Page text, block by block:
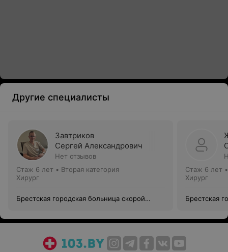
Другие специалисты
Завтриков
Сергей Александрович
Нет отзывов
Стаж 6 лет • Вторая категория
Хирург
Брестская городская больница скорой
Стаж 6 лет
Хирург
Брестская